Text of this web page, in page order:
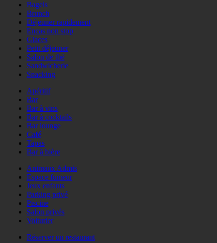
Bagels
Brunch
Déjeuner rapidement
Encas non stop
Glaces
Petit déjeuner
Salon de thé
Sandwicherie
Snacking
Apéritif
Bar
Bar à vins
Bar à cocktails
Bar lounge
Café
Tapas
Bar à bière
Animaux Admis
Espace fumeur
Jeux enfants
Parking privé
Piscine
Salon privés
Voiturier
Réserver un restaurant